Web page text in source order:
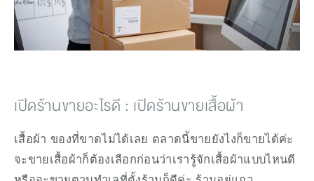
เปิดร้านขายอะไรดี : เปิดร้านขายเสื้อผ้า
เสื้อผ้า ของที่ขาดไม่ได้เลย ตลาดนี้ขายยังไงก็ขายได้ค่ะ
จะขายเสื้อผ้าก็ต้องเลือกก่อนว่าเรารู้จักเสื้อผ้าแบบไหนดี